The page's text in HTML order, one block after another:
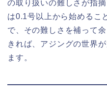
の取り扱いの難しさが指
は0.1号以上から始めるこ
で、その難しさを補って
きれば、アジングの世界
ます。